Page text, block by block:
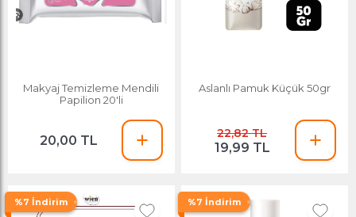
Makyaj Temizleme Mendili
Papilion 20'li
20,00 TL
Aslanlı Pamuk Küçük 50gr
22,82 TL
19,99 TL
%7 İndirim %7 İndirim